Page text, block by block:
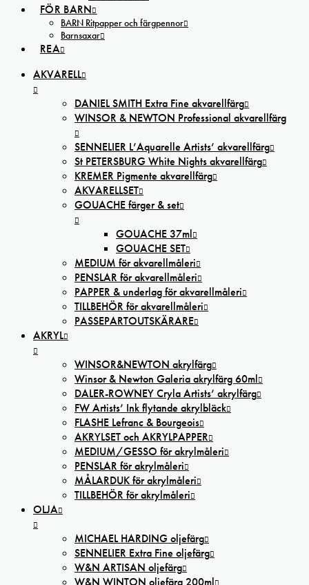
FÖR BARN
BARN Ritpapper och färgpennor
Barnsaxar
REA
AKVARELL
DANIEL SMITH Extra Fine akvarellfärg
WINSOR & NEWTON Professional akvarellfärg
SENNELIER L’Aquarelle Artists’ akvarellfärg
St PETERSBURG White Nights akvarellfärg
KREMER Pigmente akvarellfärg
AKVARELLSET
GOUACHE färger & set
GOUACHE 37ml
GOUACHE SET
MEDIUM för akvarellmåleri
PENSLAR för akvarellmåleri
PAPPER & underlag för akvarellmåleri
TILLBEHÖR för akvarellmåleri
PASSEPARTOUTSKÄRARE
AKRYL
WINSOR&NEWTON akrylfärg
Winsor & Newton Galeria akrylfärg 60ml
DALER-ROWNEY Cryla Artists’ akrylfärg
FW Artists’ Ink flytande akrylbläck
FLASHE Lefranc & Bourgeois
AKRYLSET och AKRYLPAPPER
MEDIUM/GESSO för akrylmåleri
PENSLAR för akrylmåleri
MÅLARDUK för akrylmåleri
TILLBEHÖR för akrylmåleri
OLJA
MICHAEL HARDING oljefärg
SENNELIER Extra Fine oljefärg
W&N ARTISAN oljefärg
W&N WINTON oljefärg 200ml